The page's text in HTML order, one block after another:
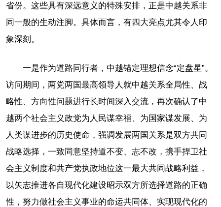
省份。这些具有深远意义的特殊安排，正是中越关系非
同一般的生动注脚。具体而言，有四大亮点尤其令人印
象深刻。
一是作为道路同行者，中越锚定理想信念“定盘星”。
访问期间，两党两国最高领导人就中越关系全局性、战
略性、方向性问题进行长时间深入交流，再次确认了中
越两个社会主义政党为人民谋幸福、为国家谋发展、为
人类谋进步的历史使命，强调发展两国关系是双方共同
战略选择，一致同意坚持道不变、志不改，携手捍卫社
会主义制度和共产党执政地位这一最大共同战略利益，
以矢志推进各自现代化建设昭示双方所选择道路的正确
性，努力做社会主义事业的命运共同体、实现现代化的